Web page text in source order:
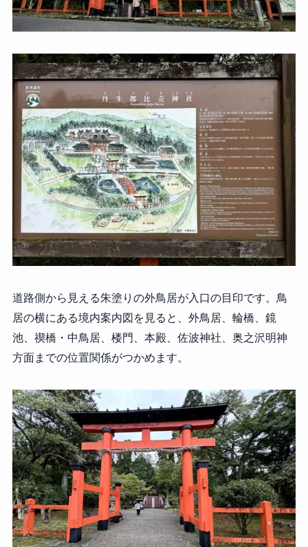
道路側から見える朱塗りの外鳥居が入口の目印です。鳥
居の横にある境内案内図を見ると、外鳥居、輪橋、鏡
池、禊橋・中鳥居、楼門、本殿、佐波神社、奥之沢明神
方面までの位置関係がつかめます。